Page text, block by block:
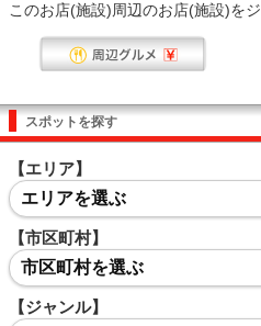
このお店(施設)周辺のお店(施設)を
スポットを探す
【エリア】
エリアを選ぶ
【市区町村】
市区町村を選ぶ
【ジャンル】